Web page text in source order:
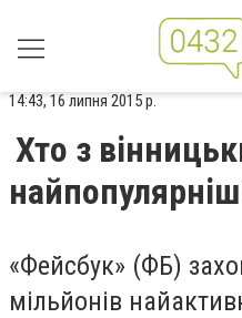
14:43, 16 липня 2015 р.
Хто з
«Фейсбук» (ФБ)
мільйонів